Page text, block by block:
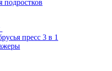
подростков
пресс 3 в 1